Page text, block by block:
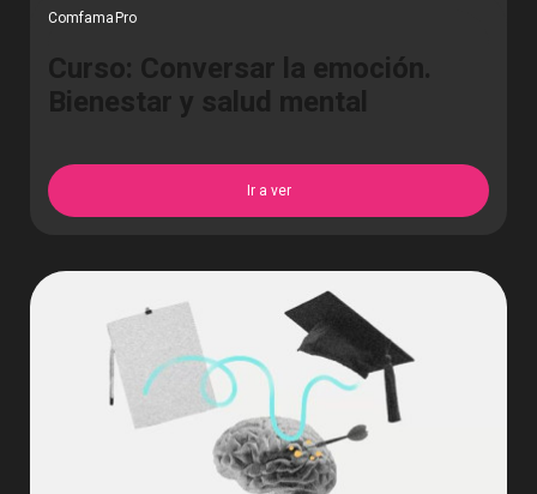
ComfamaPro
Curso: Conversar la emoción.
Bienestar y salud mental
Ir a ver